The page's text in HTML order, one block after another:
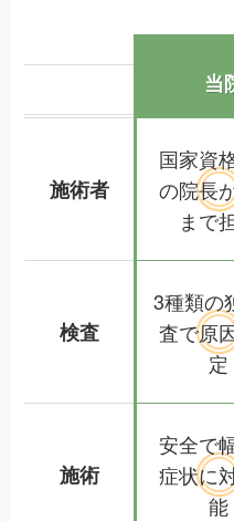
当
施術者
国家資
の院長
まで
検査
3種類の
査で原
定
施術
安全で
症状に
能